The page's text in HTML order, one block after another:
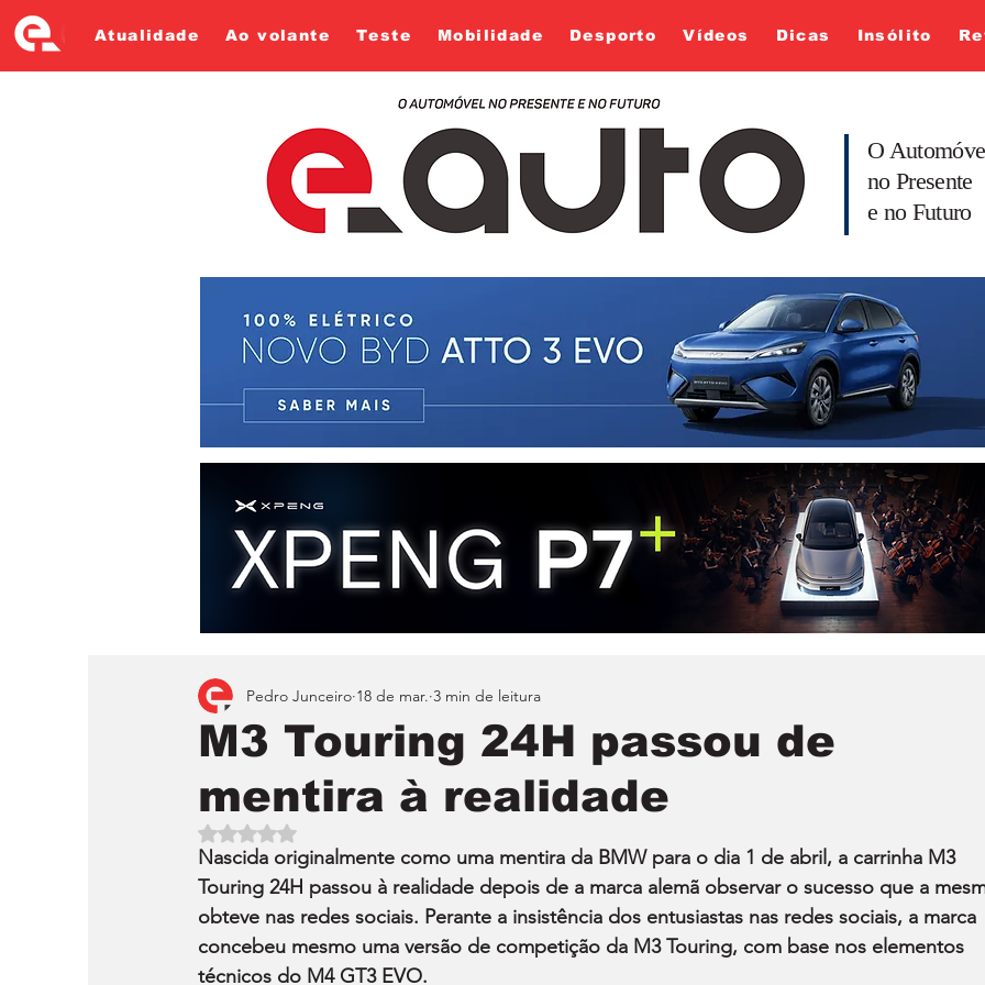
Atualidade Ao volante Teste Mobilidade Desporto Vídeos Dicas Insólito
O
no Presente
e no Futuro
M3 Touring 24H passou de
mentira à realidade
Pedro Junceiro 18 de mar. 3 min de leitura
Avaliado com NaN de 5 estrelas.
Nascida originalmente como uma mentira da BMW para o dia 1 de abril, a carrinha M3
Touring 24H passou à realidade depois de a marca alemã observar o sucesso que a
obteve nas redes sociais. Perante a insistência dos entusiastas nas redes sociais, a marca
concebeu mesmo uma versão de competição da M3 Touring, com base nos elementos
técnicos do M4 GT3 EVO.